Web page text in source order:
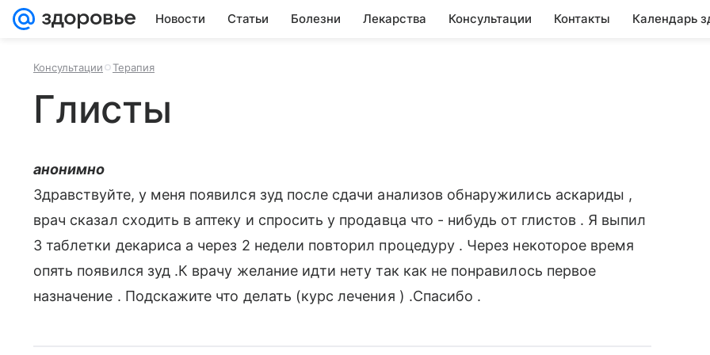
Новости Статьи Болезни Лекарства Консультации Контакты Календарь
Консультации Терапия
Глисты
анонимно
Здравствуйте, у меня появился зуд после сдачи анализов обнаружились аскариды ,
врач сказал сходить в аптеку и спросить у продавца что - нибудь от глистов . Я выпил
3 таблетки декариса а через 2 недели повторил процедуру . Через некоторое время
опять появился зуд .К врачу желание идти нету так как не понравилось первое
назначение . Подскажите что делать (курс лечения ) .Спасибо .